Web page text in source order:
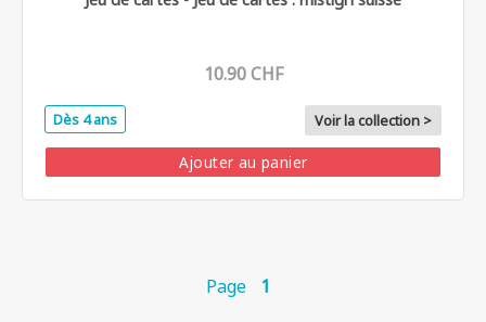
10.90 CHF
Dès 4 ans Voir la collection >
Ajouter au panier
Page 1